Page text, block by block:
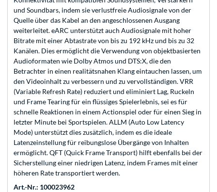
und Soundbars, indem sie verlustfreie Audiosignale von der
Quelle über das Kabel an den angeschlossenen Ausgang
weiterleitet. eARC unterstützt auch Audiosignale mit hoher
Bitrate mit einer Abtastrate von bis zu 192 kHz und bis zu 32
Kanälen. Dies ermöglicht die Verwendung von objektbasierten
Audioformaten wie Dolby Atmos und DTS:X, die den
Betrachter in einen realitätsnahen Klang eintauchen lassen, um
den Videoinhalt zu verbessern und zu vervollständigen. VRR
(Variable Refresh Rate) reduziert und eliminiert Lag, Ruckeln
und Frame Tearing für ein flüssiges Spielerlebnis, sei es für
schnelle Reaktionen in einem Actionspiel oder für einen Sieg in
letzter Minute bei Sportspielen. ALLM (Auto Low Latency
Mode) unterstützt dies zusätzlich, indem es die ideale
Latenzeinstellung für reibungslose Übergänge von Inhalten
ermöglicht. QFT (Quick Frame Transport) hilft ebenfalls bei der
Sicherstellung einer niedrigen Latenz, indem Frames mit einer
höheren Rate transportiert werden.
Art.-Nr.: 100023962